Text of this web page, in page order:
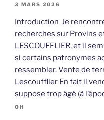
3 MARS 2026
Introduction Je
recherches sur Provins
LESCOUFFLIER, et il
si certains patronymes
ressembler. Vente de
Lescoufflier En fait il
suppose trop âgé (à
OH